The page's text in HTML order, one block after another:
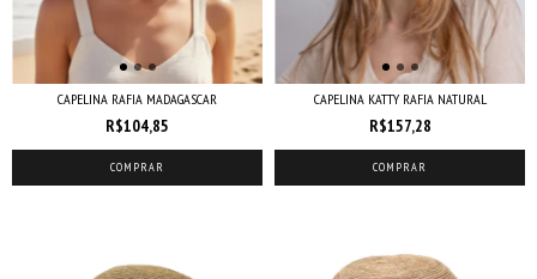
CAPELINA RAFIA MADAGASCAR
R$104,85
COMPRAR
CAPELINA KATTY RAFIA NATURAL
R$157,28
COMPRAR